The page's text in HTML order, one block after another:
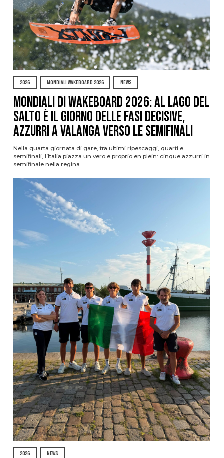
2026 MONDIALI WAKEBOARD 2026 NEWS
Mondiali di Wakeboard 2026: al Lago del
Salto è il giorno delle fasi decisive,
azzurri a valanga verso le semifinali
Nella quarta giornata di gare, tra ultimi ripescaggi, quarti e
semifinali, l’Italia piazza un vero e proprio en plein: cinque azzurri in
semifinale nella regina
2026 NEWS